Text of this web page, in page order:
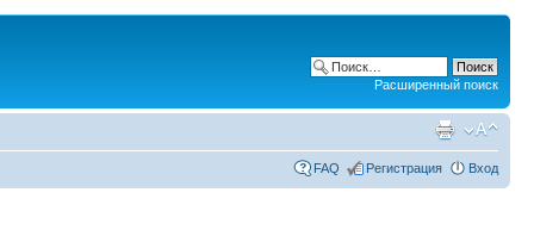
Расширенный поиск
FAQ Регистрация Вход